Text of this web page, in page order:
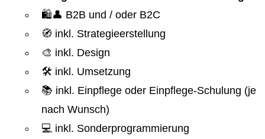
🛍️👤 B2B und / oder B2C
🧭 inkl. Strategieerstellung
🎨 inkl. Design
🛠️ inkl. Umsetzung
📚 inkl. Einpflege oder Einpflege-Schulung (je
nach Wunsch)
💻 inkl. Sonderprogrammierung